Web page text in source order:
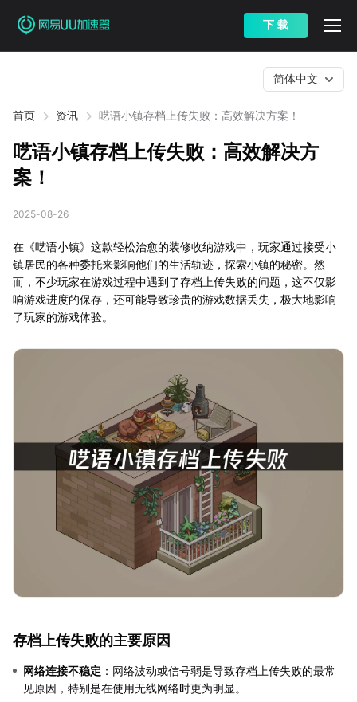
下 载
首页 资讯 呓语小镇存档上传失败：高效解决方案！
简体中文
呓语小镇存档上传失败：高效解决方
案！
2025-08-26
在《呓语小镇》这款轻松治愈的装修收纳游戏中，玩家通过接受小
镇居民的各种委托来影响他们的生活轨迹，探索小镇的秘密。然
而，不少玩家在游戏过程中遇到了存档上传失败的问题，这不仅影
响游戏进度的保存，还可能导致珍贵的游戏数据丢失，极大地影响
了玩家的游戏体验。
存档上传失败的主要原因
网络连接不稳定 ：网络波动或信号弱是导致存档上传失败的最常
见原因，特别是在使用无线网络时更为明显。